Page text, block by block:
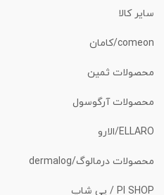
سایر کالا
comeon/کامان
محصولات ثمین
محصولات آرگوسول
ELLARO/الارو
محصولات درمالوگ/dermalog
PI SHOP / پی شاپ